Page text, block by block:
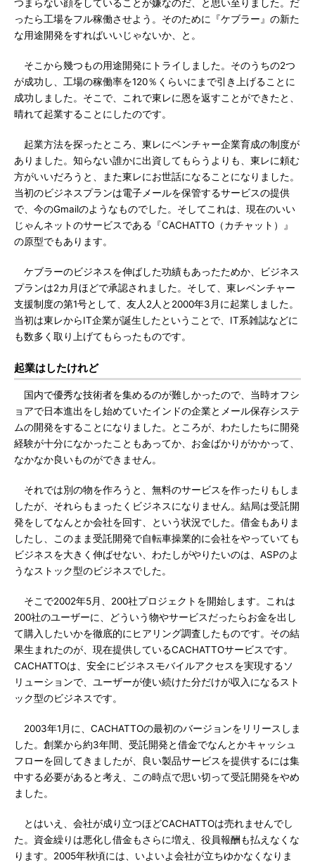
つまらない顔をしていることが嫌なのだ、と思い至りました。だ
ったら工場をフル稼働させよう。そのために『ケブラー』の新た
な用途開発をすればいいじゃないか、と。
そこから幾つもの用途開発にトライしました。そのうちの2つ
が成功し、工場の稼働率を120％くらいにまで引き上げることに
成功しました。そこで、これで東レに恩を返すことができたと、
晴れて起業することにしたのです。
起業方法を探ったところ、東レにベンチャー企業育成の制度が
ありました。知らない誰かに出資してもらうよりも、東レに頼む
方がいいだろうと、また東レにお世話になることになりました。
当初のビジネスプランは電子メールを保管するサービスの提供
で、今のGmailのようなものでした。そしてこれは、現在のいい
じゃんネットのサービスである『CACHATTO（カチャット）』
の原型でもあります。
ケブラーのビジネスを伸ばした功績もあったためか、ビジネス
プランは2カ月ほどで承認されました。そして、東レベンチャー
支援制度の第1号として、友人2人と2000年3月に起業しました。
当初は東レからIT企業が誕生したということで、IT系雑誌などに
も数多く取り上げてもらったものです。
起業はしたけれど
国内で優秀な技術者を集めるのが難しかったので、当時オフシ
ョアで日本進出をし始めていたインドの企業とメール保存システ
ムの開発をすることになりました。ところが、わたしたちに開発
経験が十分になかったこともあってか、お金ばかりがかかって、
なかなか良いものができません。
それでは別の物を作ろうと、無料のサービスを作ったりもしま
したが、それらもまったくビジネスになりません。結局は受託開
発をしてなんとか会社を回す、という状況でした。借金もありま
したし、このまま受託開発で自転車操業的に会社をやっていても
ビジネスを大きく伸ばせない、わたしがやりたいのは、ASPのよ
うなストック型のビジネスでした。
そこで2002年5月、200社プロジェクトを開始します。これは
200社のユーザーに、どういう物やサービスだったらお金を出し
て購入したいかを徹底的にヒアリング調査したものです。その結
果生まれたのが、現在提供しているCACHATTOサービスです。
CACHATTOは、安全にビジネスモバイルアクセスを実現するソ
リューションで、ユーザーが使い続けた分だけが収入になるスト
ック型のビジネスです。
2003年1月に、CACHATTOの最初のバージョンをリリースしま
した。創業から約3年間、受託開発と借金でなんとかキャッシュ
フローを回してきましたが、良い製品サービスを提供するには集
中する必要があると考え、この時点で思い切って受託開発をやめ
ました。
とはいえ、会社が成り立つほどCACHATTOは売れませんでし
た。資金繰りは悪化し借金もさらに増え、役員報酬も払えなくな
ります。2005年秋頃には、いよいよ会社が立ちゆかなくなりま